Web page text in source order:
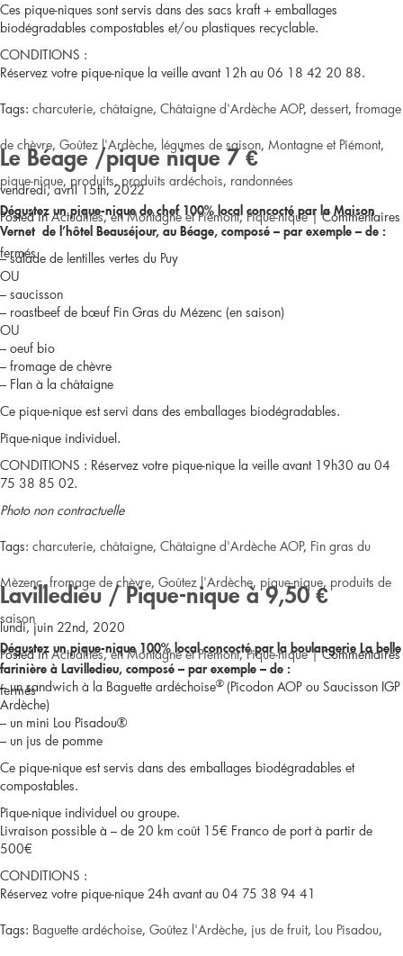
Ces pique-niques sont servis dans des sacs kraft + emballages
biodégradables compostables et/ou plastiques recyclable.
CONDITIONS :
Réservez votre pique-nique la veille avant 12h au 06 18 42 20 88.
Tags: charcuterie, châtaigne, Châtaigne d'Ardèche AOP, dessert, fromage
de chèvre, Goûtez l'Ardèche, légumes de saison, Montagne et Piémont,
pique-nique, produits,produits ardéchois, randonnées
Posted inActualités,en Montagne et Piémont, Pique-nique|Commentaires
ferméssur
Laboule
pique-
à
17€
20€
Le Béage /pique nique 7 €
vendredi, avril 15th, 2022
Dégustez un pique-nique de chef 100% local concocté par la Maison
Vernet de l’hôtel Beauséjour, au Béage, composé – par exemple – de :
– salade de lentilles vertes du Puy
OU
– saucisson
– roastbeef de bœuf Fin Gras du Mézenc (en saison)
OU
– oeuf bio
– fromage de chèvre
– Flan à la châtaigne
Ce pique-nique est servi dans des emballages biodégradables.
Pique-nique individuel.
CONDITIONS : Réservez votre pique-nique la veille avant 19h30 au 04
75 38 85 02.
Photo non contractuelle
Tags: charcuterie, châtaigne, Châtaigne d'Ardèche AOP, Fin gras du
Mèzenc,fromage de chèvre, Goûtez l'Ardèche, pique-nique, produits de
saison
Posted inActualités,en Montagne et Piémont,Pique-nique|Commentaires
ferméssur
Le
Béage
nique
7
Lavilledieu / Pique-nique à 9,50 €
lundi, juin 22nd, 2020
Dégustez un pique-nique 100% local concocté par la boulangerie La belle
farinière à Lavilledieu, composé – par exemple – de :
– un sandwich à la Baguette ardéchoise® (Picodon AOP ou Saucisson IGP
Ardèche)
– un mini Lou Pisadou®
– un jus de pomme
Ce pique-nique est servis dans des emballages biodégradables et
compostables.
Pique-nique individuel ou groupe.
Livraison possible à – de 20 km coût 15€ Franco de port à partir de
500€
CONDITIONS :
Réservez votre pique-nique 24h avant au 04 75 38 94 41
Tags: Baguette ardéchoise, Goûtez l'Ardèche, jus de fruit, Lou Pisadou,